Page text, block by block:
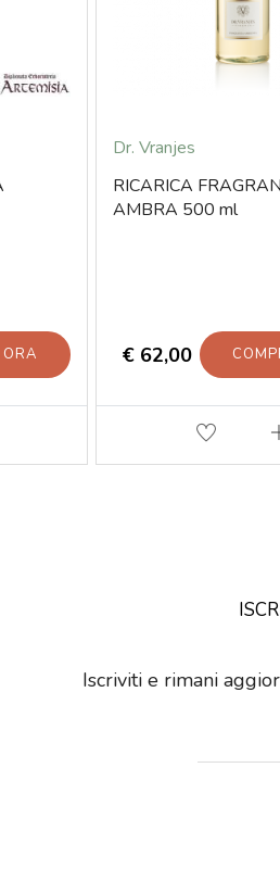
Dr. Vranjes
RICARICA
AMBRA 500 ml
€ 62,00
Iscriviti e rimani